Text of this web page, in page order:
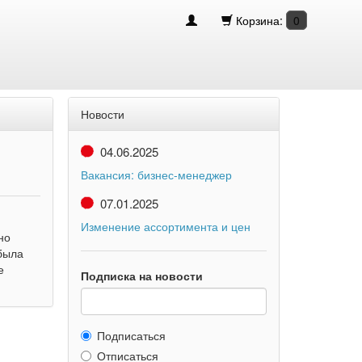
Корзина: 0
Новости
04.06.2025
Вакансия: бизнес-менеджер
07.01.2025
Изменение ассортимента и цен
Подписка на новости
Подписаться
Отписаться